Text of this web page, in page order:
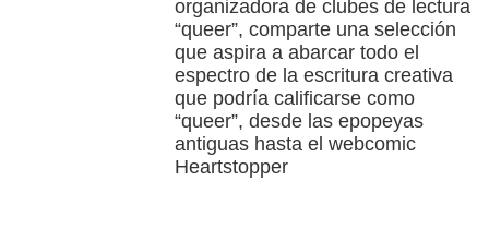
organizadora de clubes de lectura
“queer”, comparte una selección
que aspira a abarcar todo el
espectro de la escritura creativa
que podría calificarse como
“queer”, desde las epopeyas
antiguas hasta el webcomic
Heartstopper